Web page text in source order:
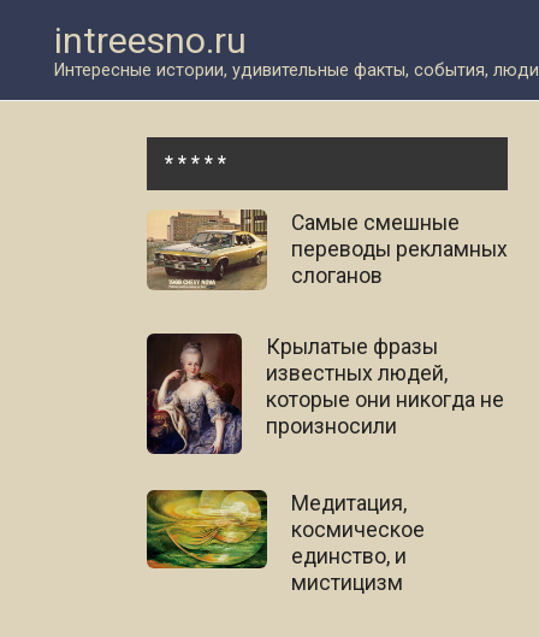
контенту
intreesno.ru
Интересные истории, удивительные факты, события, люди
* * * * *
Самые смешные
переводы рекламных
слоганов
Крылатые фразы
известных людей,
которые они никогда не
произносили
Медитация,
космическое
единство, и
мистицизм